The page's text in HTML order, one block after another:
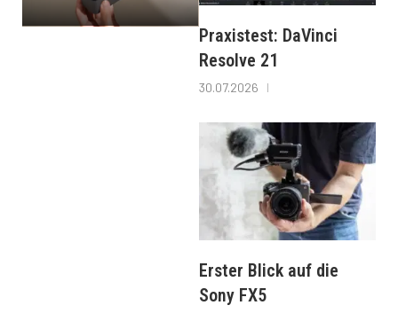
Praxistest: DaVinci
Resolve 21
30.07.2026
Erster Blick auf die
Sony FX5